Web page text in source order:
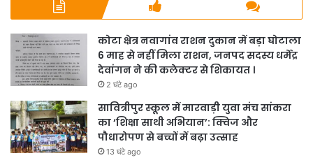
कोटा क्षेत्र नवागांव राशन दुकान में बड़ा घोटाला
6 माह से नहीं मिला राशन, जनपद सदस्य धर्मेंद्र
देवांगन ने की कलेक्टर से शिकायत ।
2 घंटे ago
सावित्रीपुर स्कूल में मारवाड़ी युवा मंच सांकरा
का ‘शिक्षा साथी अभियान’: क्विज और
पौधारोपण से बच्चों में बढ़ा उत्साह
13 घंटे ago